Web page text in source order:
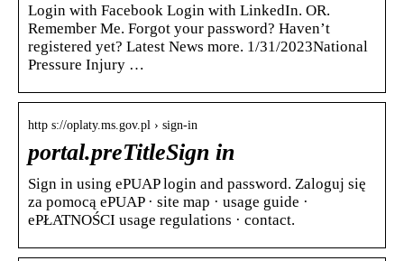
Login with Facebook Login with LinkedIn. OR.
Remember Me. Forgot your password? Haven’t
registered yet? Latest News more. 1/31/2023National
Pressure Injury …
http s://oplaty.ms.gov.pl › sign-in
portal.preTitleSign in
Sign in using ePUAP login and password. Zaloguj się
za pomocą ePUAP · site map · usage guide ·
ePŁATNOŚCI usage regulations · contact.